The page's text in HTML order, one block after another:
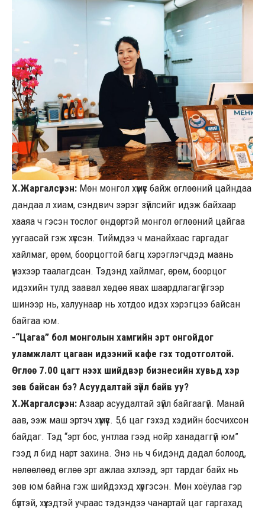
Х.Жаргалсүрэн: Мөн монгол хүмүүс байж өглөөний цайндаа
дандаа л хиам, сэндвич зэрэг зүйлсийг идэж байхаар
хааяа ч гэсэн тослог өндөртэй монгол өглөөний цайгаа
уугаасай гэж хүссэн. Тиймдээ ч манайхаас гаргадаг
хайлмаг, өрөм, боорцогтой багц хэрэглэгчдэд маань
үнэхээр таалагдсан. Тэдэнд хайлмаг, өрөм, боорцог
идэхийн тулд заавал хөдөө явах шаардлагагүйгээр
шинээр нь, халуунаар нь хотдоо идэх хэрэгцээ байсан
байгаа юм.
-“Цагаа” бол монголын хамгийн эрт онгойдог
уламжлалт цагаан идээний кафе гэх тодотголтой.
Өглөө 7.00 цагт нээх шийдвэр бизнесийн хувьд хэр
зөв байсан бэ? Асуудалтай зүйл байв уу?
Х.Жаргалсүрэн: Азаар асуудалтай зүйл байгаагүй. Манай
аав, ээж маш эртэч хүмүүс. 5,6 цаг гэхэд хэдийн босчихсон
байдаг. Тэд “эрт бос, унтлаа гээд нойр ханадаггүй юм”
гээд л бид нарт захина. Энэ нь ч бидэнд дадал болоод,
нөлөөлөөд өглөө эрт ажлаа эхлээд, эрт тардаг байх нь
зөв юм байна гэж шийдэхэд хүргэсэн. Мөн хоёулаа гэр
бүлтэй, хүүхэдтэй учраас тэдэндээ чанартай цаг гаргахад